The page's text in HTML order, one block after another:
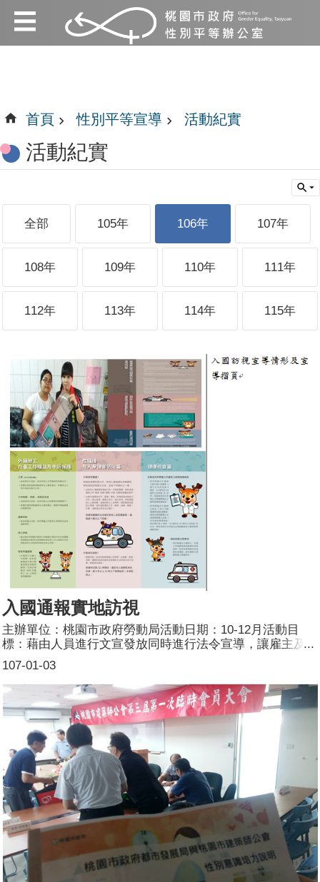
跳到主要內容區塊
:::
:::
首頁 性別平等宣導 活動紀實
活動紀實
全部 105年 106年 107年
108年 109年 110年 111年
112年 113年 114年 115年
入國通報實地訪視
107-01-03
主辦單位：桃園市政府勞動局活動日期：10-12月活動目
標：藉由人員進行文宣發放同時進行法令宣導，讓雇主及外
籍勞工可得知相關法令之規範。活動簡介：移工入境我國提
供勞務需申請入國通報，本局於接獲雇主申請後，將依據服
務計畫書內容進行實地訪視，瞭解雇主提供外勞生活照顧情
形，統計106年10-12月訪視家數共6,280次數。參加人數：
10-12月共進行宣導家數約6,280次，參加人數達6,280人以